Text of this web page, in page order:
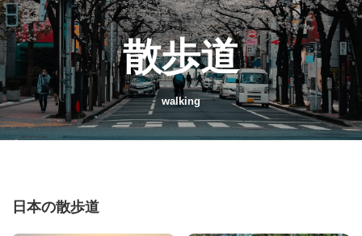
散歩道
walking
日本の散歩道